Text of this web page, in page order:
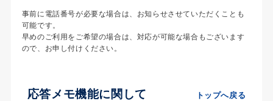
事前に電話番号が必要な場合は、お知らせさせていただくことも
可能です。
早めのご利用をご希望の場合は、対応が可能な場合もございます
ので、お申し付けください。
応答メモ機能に関して トップへ戻る